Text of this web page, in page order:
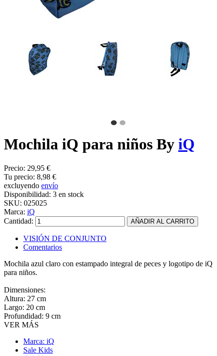
Mochila iQ para niños By iQ
Precio: 29,95 €
Tu precio: 8,98 €
excluyendo envío
Disponibilidad: 3 en stock
SKU: 025025
Marca: iQ
Cantidad:
VISIÓN DE CONJUNTO
Comentarios
Mochila azul claro con estampado integral de peces y logotipo de iQ
para niños.
Dimensiones:
Altura: 27 cm
Largo: 20 cm
Profundidad: 9 cm
VER MÁS
Marca: iQ
Sale Kids